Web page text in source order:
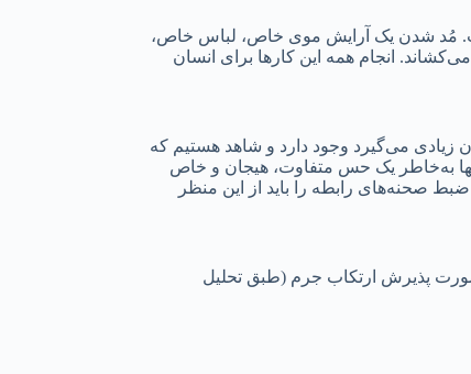
مُد شدن یک آرایش موی خاص، لباس خاص،
انجام همه این کارها برای انسان
زیادی می‌گیرد وجود دارد و شاهد هستیم که
به‌خاطر یک حس متفاوت، هیجان و خاص
صحنه‌های رابطه را باید از این منظر
صورت پذیرش ارتکاب جرم (طبق تحلیل